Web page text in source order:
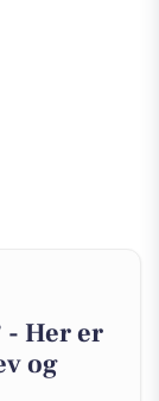
- Her er
og